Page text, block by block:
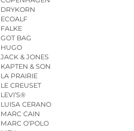
DRYKORN
ECOALF
FALKE
GOT BAG
HUGO
JACK & JONES
KAPTEN & SON
LA PRAIRIE
LE CREUSET
LEVI’S®
LUISA CERANO
MARC CAIN
MARC O’POLO